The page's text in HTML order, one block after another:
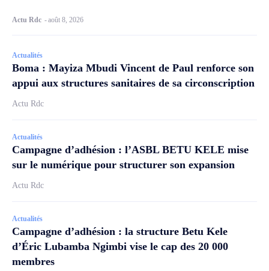
Actu Rdc -août 8, 2026
Actualités
Boma : Mayiza Mbudi Vincent de Paul renforce son
appui aux structures sanitaires de sa circonscription
Actu Rdc
Actualités
Campagne d’adhésion : l’ASBL BETU KELE mise
sur le numérique pour structurer son expansion
Actu Rdc
Actualités
Campagne d’adhésion : la structure Betu Kele
d’Éric Lubamba Ngimbi vise le cap des 20 000
membres